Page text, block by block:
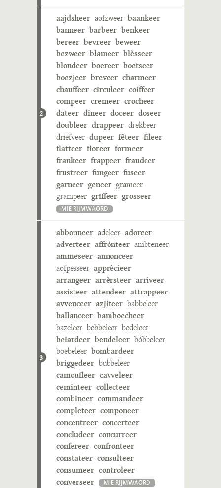
2
aajdsheer aofzweer baankeer
banneer barbeer benkeer
bereer bevreer beweer
bezweer blameer blèsseer
blondeer boereer boetseer
boezjeer breveer charmeer
chauffeer circuleer coiffeer
compeer cremeer crocheer
dateer dineer doceer doseer
doubleer drappeer drekbeer
driefveer dupeer fêteer fileer
flatteer floreer formeer
frankeer frappeer fraudeer
frustreer fungeer fuseer
garneer geneer grameer
grampeer griffeer grosseer
MIE RIJMWÄÖRD
3
abbonneer adeleer adoreer
adverteer affrónteer ambteneer
ammeseer annonceer
aofpesseer apprècieer
arrangeer arrèrsteer arriveer
assisteer attendeer attrappeer
avvenceer azjiteer babbeleer
ballanceer bamboecheer
bazeleer bebbeleer bedeleer
beiardeer bendeleer bóbbeleer
boebeleer bombardeer
briggedeer bubbeleer
camoufleer cavveleer
ceminteer collecteer
combineer commandeer
completeer componeer
concentreer concerteer
concludeer concurreer
confereer confronteer
constateer consulteer
consumeer controleer
converseer
MIE RIJMWÄÖRD